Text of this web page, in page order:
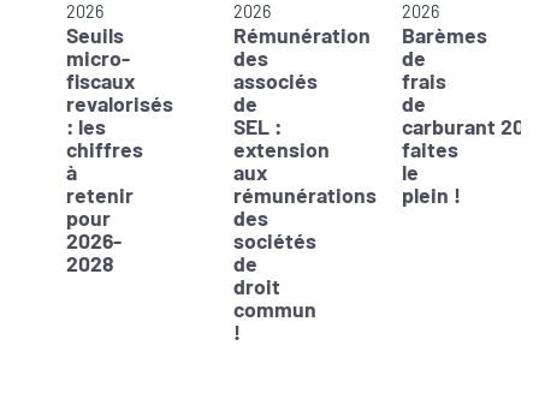
2026
Seuils
micro-
fiscaux
revalorisés
: les
chiffres
à
retenir
pour
2026-
2028
2026
Rémunération
des
associés
de
SEL :
extension
aux
rémunérations
des
sociétés
de
droit
commun
!
2026
Barèmes
de
frais
de
carburant
faites
le
plein !